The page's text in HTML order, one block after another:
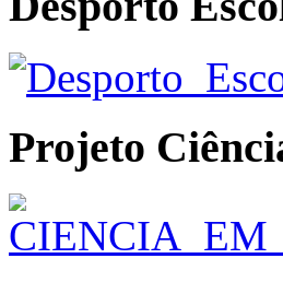
Projeto